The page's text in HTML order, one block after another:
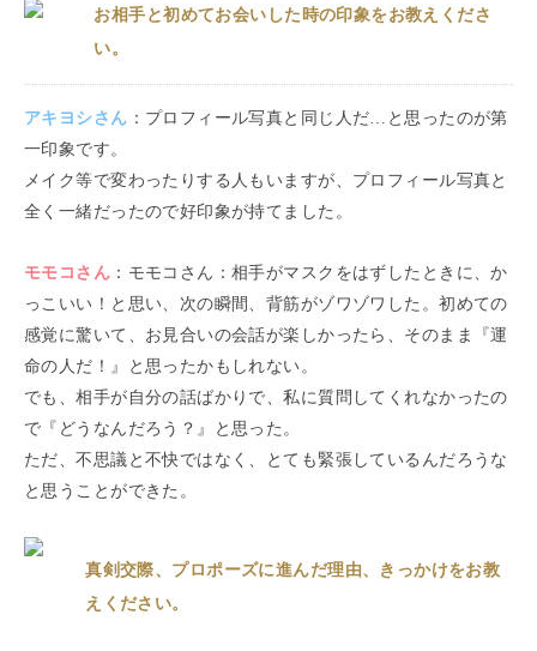
お相手と初めてお会いした時の印象をお教えくださ
い。
アキヨシ さん ： プロフィール写真と同じ人だ…と思ったのが第
一印象です。
メイク等で変わったりする人もいますが、プロフィール写真と
全く一緒だったので好印象が持てました。
モモコ さん ： モモコさん：相手がマスクをはずしたときに、か
っこいい！と思い、次の瞬間、背筋がゾワゾワした。初めての
感覚に驚いて、お見合いの会話が楽しかったら、そのまま『運
命の人だ！』と思ったかもしれない。
でも、相手が自分の話ばかりで、私に質問してくれなかったの
で『どうなんだろう？』と思った。
ただ、不思議と不快ではなく、とても緊張しているんだろうな
と思うことができた。
真剣交際、プロポーズに進んだ理由、きっかけをお教
えください。